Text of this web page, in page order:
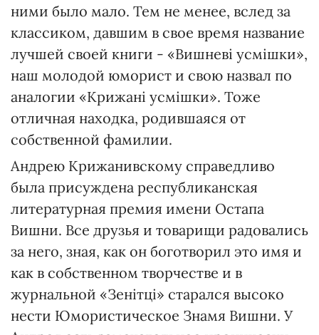
ними было мало. Тем не менее, вслед за
классиком, давшим в свое время название
лучшей своей книги - «Вишневі усмішки»,
наш молодой юморист и свою назвал по
аналогии «Крижані усмішки». Тоже
отличная находка, родившаяся от
собственной фамилии.
Андрею Крижанивскому справедливо
была присуждена республиканская
литературная премия имени Остапа
Вишни. Все друзья и товарищи радовались
за него, зная, как он боготворил это имя и
как в собственном творчестве и в
журнальной «Зенітці» старался высоко
нести Юмористическое Знамя Вишни. У